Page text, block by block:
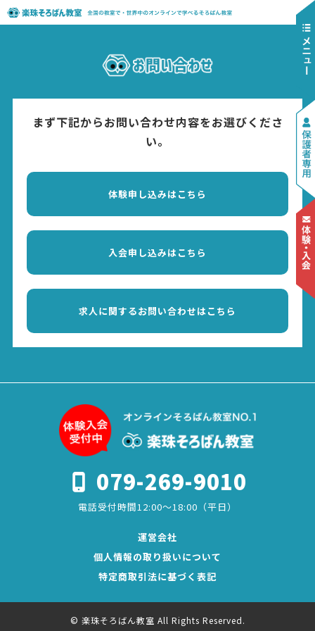
まず下記からお問い合わせ内容をお選びくださ
い。
体験申し込みはこちら
入会申し込みはこちら
求人に関するお問い合わせはこちら
079-269-9010
電話受付時間12:00～18:00（平日）
運営会社
個人情報の取り扱いについて
特定商取引法に基づく表記
© 楽珠そろばん教室 All Rights Reserved.